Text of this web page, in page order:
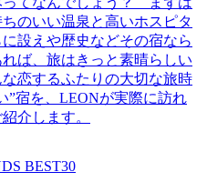
のいい温泉と高いホスピタ
設えや歴史などその宿なら
ば、旅はきっと素晴らしい
恋するふたりの大切な旅時
”宿を、LEONが実際に訪れ
介します。
BEST30